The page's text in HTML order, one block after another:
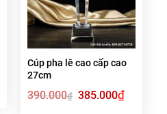
Cúp pha lê cao cấp cao
27cm
390.000₫ Giá
gốc
385.000₫Giá
hiện